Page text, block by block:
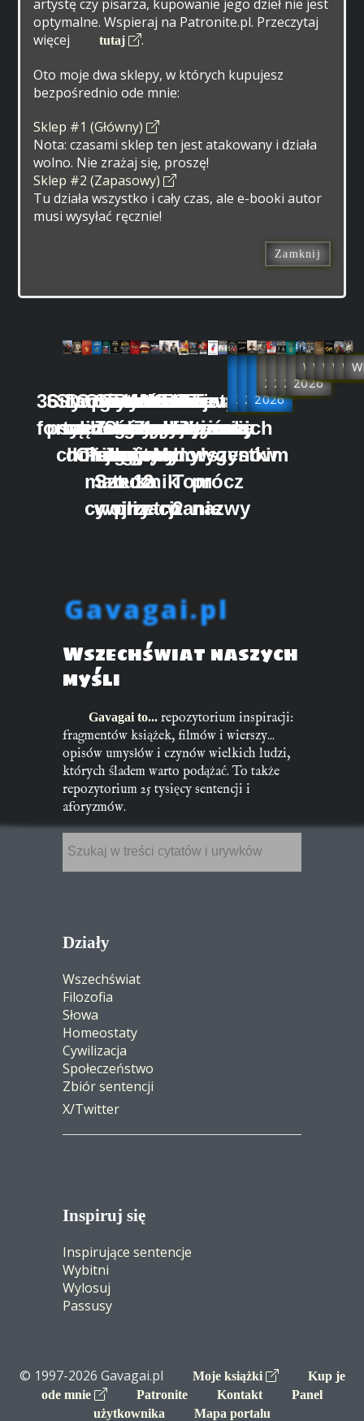
artystę czy pisarza, kupowanie jego dzieł nie jest
optymalne. Wspieraj na Patronite.pl. Przeczytaj
więcej
tutaj
.
Oto moje dwa sklepy, w których kupujesz
bezpośrednio ode mnie:
Sklep #1 (Główny)
Nota: czasami sklep ten jest atakowany i działa
wolno. Nie zrażaj się, proszę!
Sklep #2 (Zapasowy)
Tu działa wszystko i cały czas, ale e-booki autor
musi wysyłać ręcznie!
Zamknij
36
forteli
Siły
psychohistorii
Starożytna
mądrość
chińska
Drogi
wędrownych
doradców
Opowieści
z dawnych
Chin
Chiny
一
Pulsujący
matecznik
cywilizacji
Sun
Zi
i jego
Sztuka
wojny
Traktat
Sztuka
wojny
Prawidła
geopolitycznej
gry
o
przetrwanie
Kalendarz
geopolityczny
Wzorce
Zwyciężania
tom
1
Wzorce
zwyciężania
tom
2
Oni
albo
My!
Portrety
tajwańskich
aborygenów
Oni
albo
my!
Tom
2
Tajwan
Feudalizm
we
wszystkim
prócz
nazwy
Już
2025
Już
w
2026
w
2026
2027
2026
Rok
2026
Rok
2026
Wkrótce
Gavagai.pl
Wszechświat naszych
myśli
Gavagai to...repozytorium inspiracji:
fragmentów książek, filmów i wierszy...
opisów umysłów i czynów wielkich ludzi,
których śladem warto podążać. To także
repozytorium 25 tysięcy sentencji i
aforyzmów.
Działy
Wszechświat
Filozofia
Słowa
Homeostaty
Cywilizacja
Społeczeństwo
Zbiór sentencji
X/Twitter
Inspiruj się
Inspirujące sentencje
Wybitni
Wylosuj
Passusy
© 1997-2026 Gavagai.pl Moje książki
Kup je
ode mnie
Patronite Kontakt
Panel
użytkownika
Mapa portalu